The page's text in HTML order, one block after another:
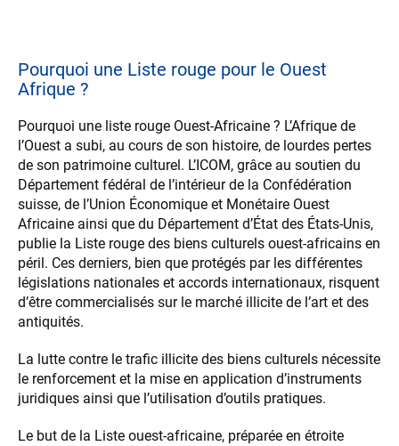
Pourquoi une Liste rouge pour le Ouest
Afrique ?
Pourquoi une liste rouge Ouest-Africaine ? L’Afrique de
l’Ouest a subi, au cours de son histoire, de lourdes pertes
de son patrimoine culturel. L’ICOM, grâce au soutien du
Département fédéral de l’intérieur de la Confédération
suisse, de l’Union Économique et Monétaire Ouest
Africaine ainsi que du Département d’État des États-Unis,
publie la Liste rouge des biens culturels ouest-africains en
péril. Ces derniers, bien que protégés par les différentes
législations nationales et accords internationaux, risquent
d’être commercialisés sur le marché illicite de l’art et des
antiquités.
La lutte contre le trafic illicite des biens culturels nécessite
le renforcement et la mise en application d’instruments
juridiques ainsi que l’utilisation d’outils pratiques.
Le but de la Liste ouest-africaine, préparée en étroite